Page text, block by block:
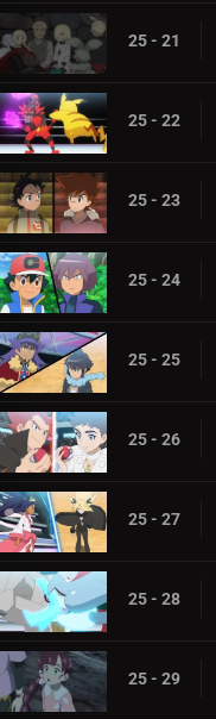
25 - 21
25 - 22
25 - 23
25 - 24
25 - 25
25 - 26
25 - 27
25 - 28
25 - 29